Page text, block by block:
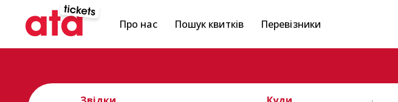
Про нас Пошук квитків Перевізники